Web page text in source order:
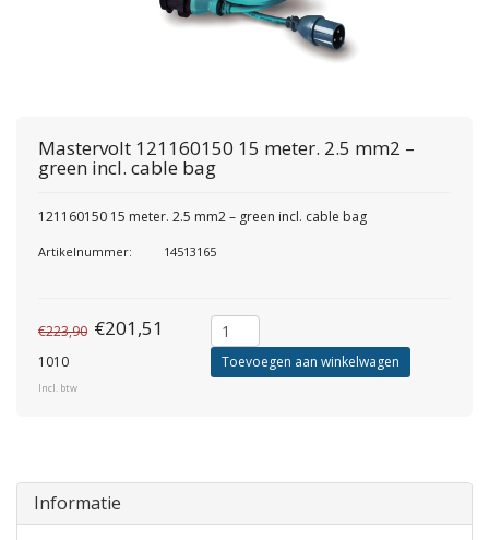
Mastervolt 121160150 15 meter. 2.5 mm2 –
green incl. cable bag
121160150 15 meter. 2.5 mm2 – green incl. cable bag
Artikelnummer: 14513165
€223,90 €201,51
1010
Incl. btw
Toevoegen aan winkelwagen
Informatie